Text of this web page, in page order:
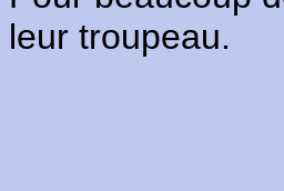
leur troupeau.